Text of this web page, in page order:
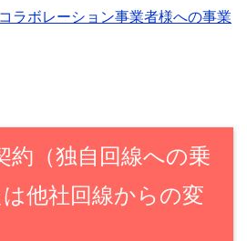
ラボレーション事業者様への事業
約（独自回線への乗
他社回線からの変